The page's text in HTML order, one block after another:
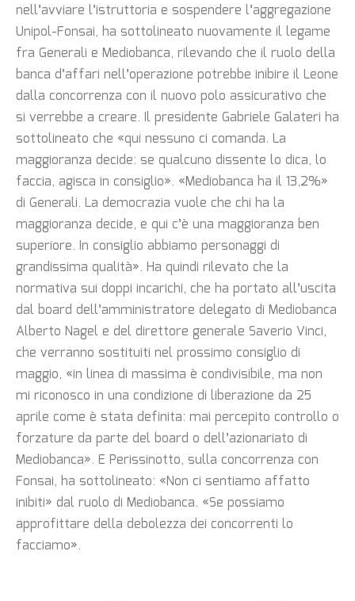
nell’avviare l’istruttoria e sospendere l’aggregazione
Unipol-Fonsai, ha sottolineato nuovamente il legame
fra Generali e Mediobanca, rilevando che il ruolo della
banca d’affari nell’operazione potrebbe inibire il Leone
dalla concorrenza con il nuovo polo assicurativo che
si verrebbe a creare. Il presidente Gabriele Galateri ha
sottolineato che «qui nessuno ci comanda. La
maggioranza decide: se qualcuno dissente lo dica, lo
faccia, agisca in consiglio». «Mediobanca ha il 13,2%»
di Generali. La democrazia vuole che chi ha la
maggioranza decide, e qui c’è una maggioranza ben
superiore. In consiglio abbiamo personaggi di
grandissima qualità». Ha quindi rilevato che la
normativa sui doppi incarichi, che ha portato all’uscita
dal board dell’amministratore delegato di Mediobanca
Alberto Nagel e del direttore generale Saverio Vinci,
che verranno sostituiti nel prossimo consiglio di
maggio, «in linea di massima è condivisibile, ma non
mi riconosco in una condizione di liberazione da 25
aprile come è stata definita: mai percepito controllo o
forzature da parte del board o dell’azionariato di
Mediobanca». E Perissinotto, sulla concorrenza con
Fonsai, ha sottolineato: «Non ci sentiamo affatto
inibiti» dal ruolo di Mediobanca. «Se possiamo
approfittare della debolezza dei concorrenti lo
facciamo».